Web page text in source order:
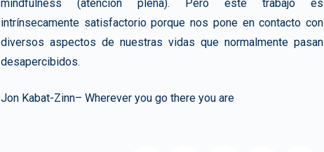
mindfulness (atención plena). Pero este trabajo es
intrínsecamente satisfactorio porque nos pone en contacto con
diversos aspectos de nuestras vidas que normalmente pasan
desapercibidos.
Jon Kabat-Zinn– Wherever you go there you are